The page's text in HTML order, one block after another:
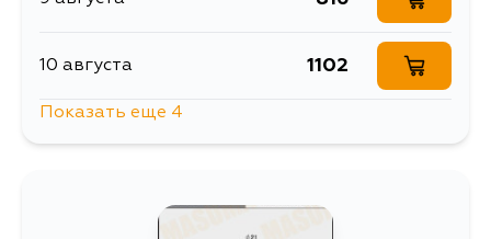
10 августа 1102
Показать еще 4